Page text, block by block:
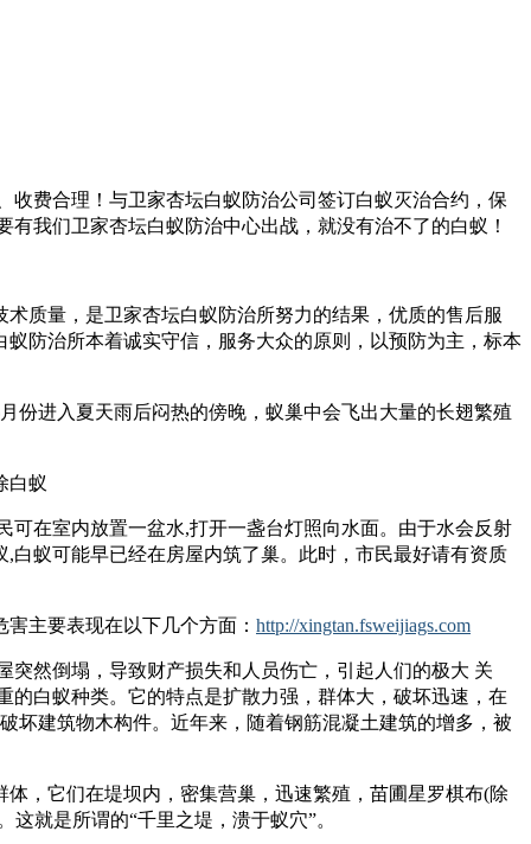
费合理！与卫家杏坛白蚁防治公司签订白蚁灭治合约，保
我们卫家杏坛白蚁防治中心出战，就没有治不了的白蚁！
术质量，是卫家杏坛白蚁防治所努力的结果，优质的售后服
防治所本着诚实守信，服务大众的原则，以预防为主，标本
份进入夏天雨后闷热的傍晚，蚁巢中会飞出大量的长翅繁殖
可在室内放置一盆水,打开一盏台灯照向水面。由于水会反射
蚁可能早已经在房屋内筑了巢。此时，市民最好请有资质
主要表现在以下几个方面： http://xingtan.fsweijiags.com
然倒塌，导致财产损失和人员伤亡，引起人们的极大 关
白蚁种类。它的特点是扩散力强，群体大，破坏迅速，在
坏建筑物木构件。近年来，随着钢筋混凝土建筑的增多，被
，它们在堤坝内，密集营巢，迅速繁殖，苗圃星罗棋布(除
就是所谓的“千里之堤，溃于蚁穴”。